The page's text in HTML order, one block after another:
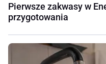
Pierwsze zakwasy w
przygotowania